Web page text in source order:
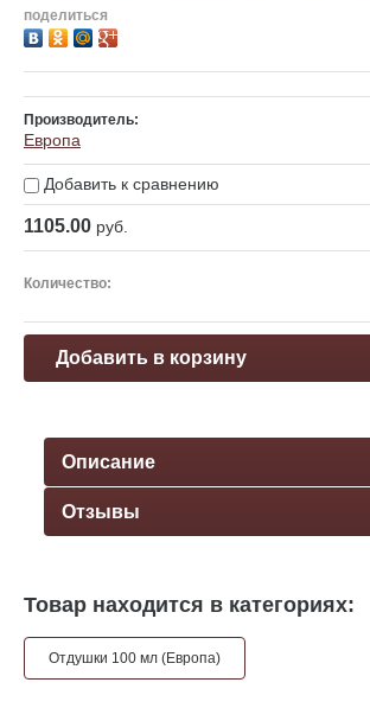
поделиться
Производитель:
Европа
Добавить к сравнению
1105.00 руб.
Количество:
Добавить в корзину
Описание
Отзывы
Товар находится в категориях:
Отдушки 100 мл (Европа)